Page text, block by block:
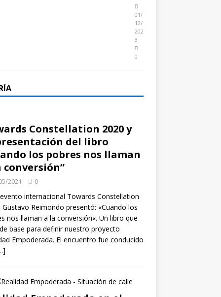
01/
12/
202
3
0
Constellation 2020 y
del libro
los pobres nos llaman
conversión”
2021 0
internacional Towards Constellation
Gustavo Reimondo presentó: «Cuando los
nos llaman a la conversión«. Un libro que
base para definir nuestro proyecto
Empoderada. El encuentro fue conducido